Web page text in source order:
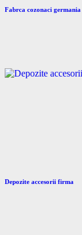
Fabrca cozonaci germania
Depozite accesorii firma